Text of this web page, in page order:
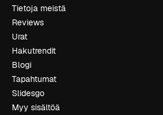
Tietoja meistä
Reviews
Urat
Hakutrendit
Blogi
Tapahtumat
Slidesgo
Myy sisältöä